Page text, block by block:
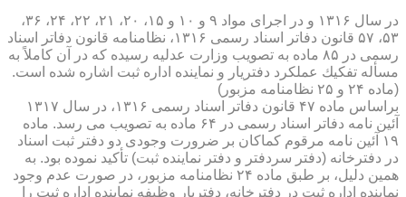
در سال ۱۳۱۶ و در اجرای مواد ۹ و ۱۰ و ۱۵، ۲۰، ۲۱، ۲۲، ۲۴، ۳۶،
۵۳، ۵۷ قانون دفاتر اسناد رسمی ۱۳۱۶، نظامنامه قانون دفاتر اسناد
رسمی در ۸۵ ماده به تصویب وزارت عدلیه رسیده كه در آن كاملاً به
مسأله تفكیك عملكرد دفتریار و نماینده اداره ثبت اشاره شده است.
(ماده ۲۴ و ۲۵ نظامنامه مزبور)
براساس ماده ۴۷ قانون دفاتر اسناد رسمی ۱۳۱۶، در سال ۱۳۱۷
آئین نامه دفاتر اسناد رسمی در ۶۴ ماده به تصویب می رسد. ماده
۱۹ آئین نامه مرقوم كماكان بر ضرورت وجودی دو دفتر ثبت اسناد
در دفترخانه (دفتر سردفتر و دفتر نماینده ثبت) تأكید نموده بود. به
همین دلیل، بر طبق ماده ۲۴ نظامنامه مزبور، در صورت عدم وجود
نماینده اداره ثبت در دفترخانه، دفتریار وظیفه نماینده اداره ثبت را